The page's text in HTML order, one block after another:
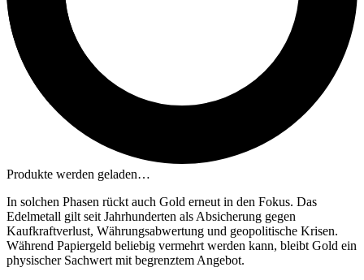
Produkte werden geladen…
In solchen Phasen rückt auch Gold erneut in den Fokus. Das
Edelmetall gilt seit Jahrhunderten als Absicherung gegen
Kaufkraftverlust, Währungsabwertung und geopolitische Krisen.
Während Papiergeld beliebig vermehrt werden kann, bleibt Gold ein
physischer Sachwert mit begrenztem Angebot.